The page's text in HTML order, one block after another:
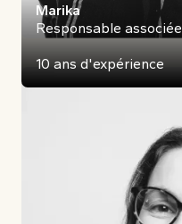
Marika
Responsable associée
10 ans d'expérience